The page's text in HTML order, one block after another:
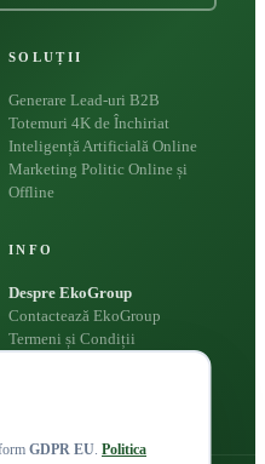
SOLUȚII
Generare Lead-uri B2B
Totemuri 4K de Închiriat
Inteligență Artificială Online
Marketing Politic Online și
Offline
INFO
Despre EkoGroup
Contactează EkoGroup
Termeni și Condiții
GDPR EU Politica